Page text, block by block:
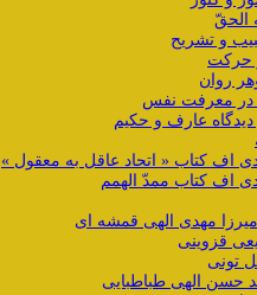
الحقّ
و تشریح
حرکت
روان
در معرفت نفس
عارف و حکیم
اف کتاب « اتحاد عاقل به معقول »
اف کتاب ممدّ الهمم
میرزا مهدی الهی قمشه ای
قزوینی
تونی
حسن الهی طباطبایی